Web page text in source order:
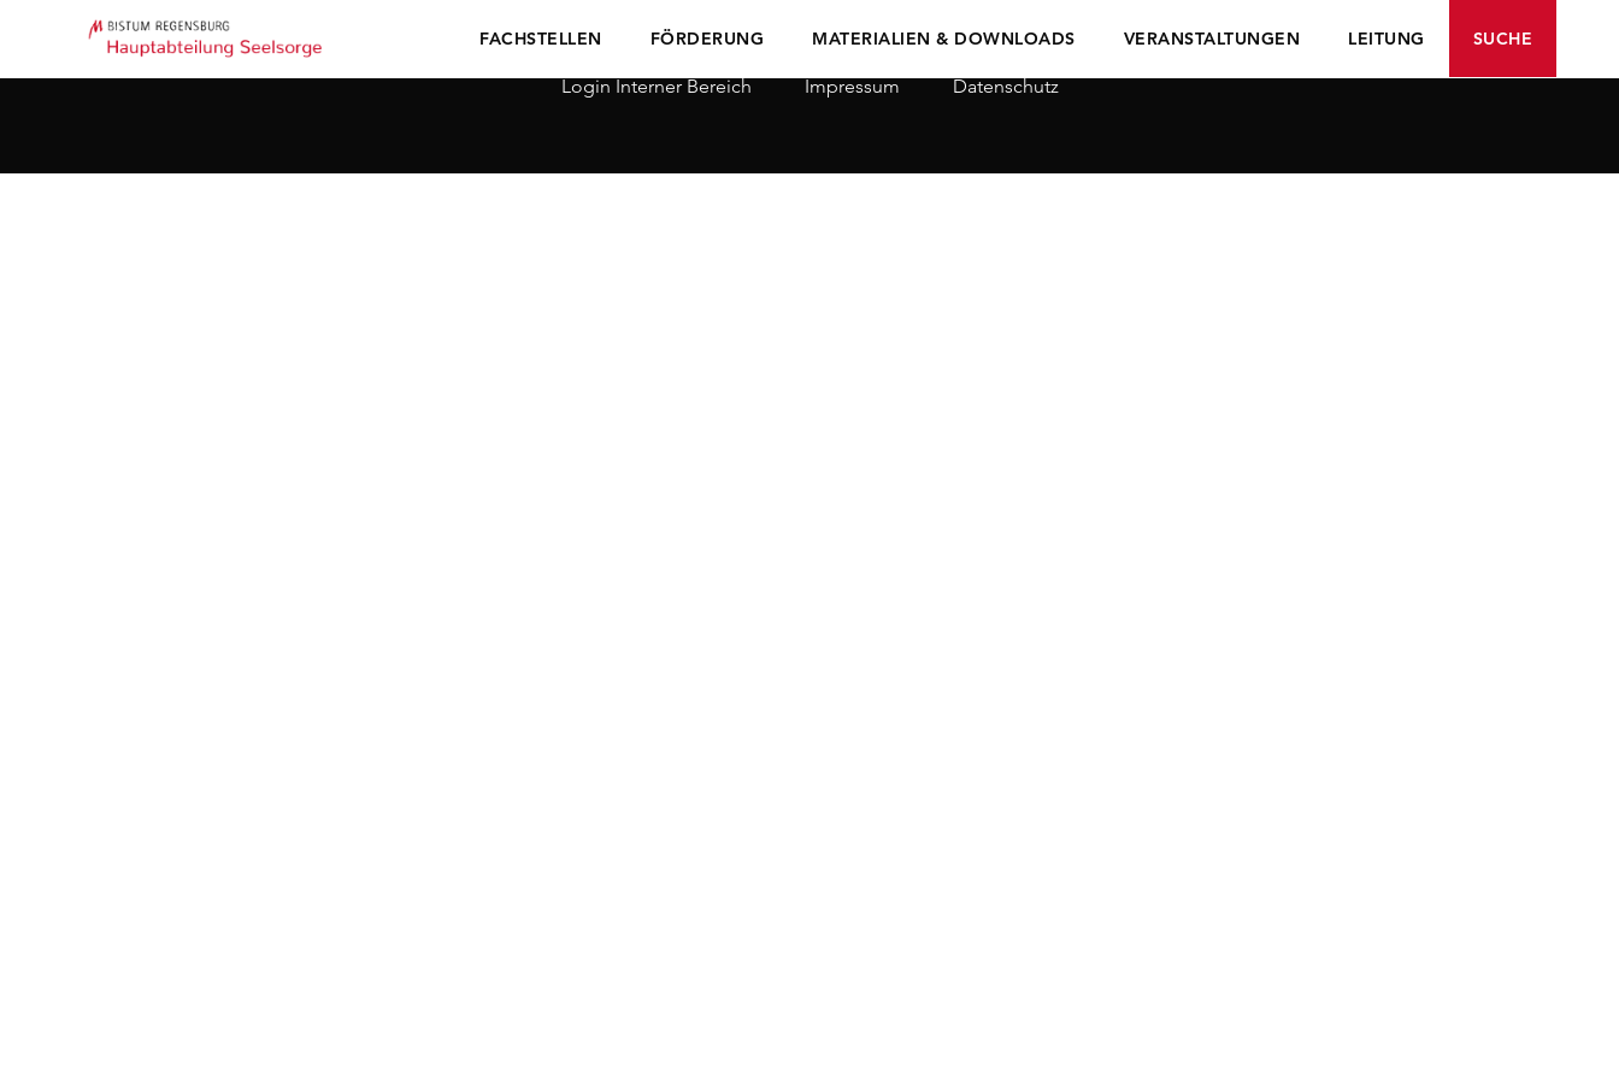
FACHSTELLEN FÖRDERUNG MATERIALIEN & DOWNLOADS VERANSTALTUNGEN LEITUNG SUCHE
Login Interner Bereich Impressum Datenschutz